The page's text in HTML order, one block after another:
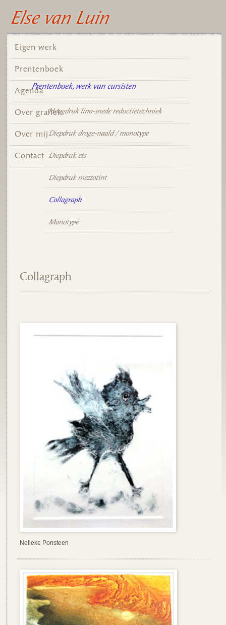
Else van Luin
Eigen werk
Prentenboek
Agenda
Over grafiek
Over mij
Contact
Prentenboek, werk van cursisten
Hoogdruk lino-snede reductietechniek
Diepdruk droge-naald / monotype
Diepdruk ets
Diepdruk mezzotint
Collagraph
Monotype
Collagraph
Nelleke Ponsteen